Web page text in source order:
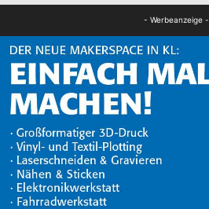
- Werbeanzeige -